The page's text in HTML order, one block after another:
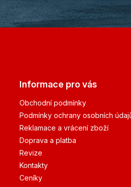
Informace pro vás
Obchodní podmínky
Podmínky ochrany osobních
Reklamace a vrácení zboží
Doprava a platba
Revize
Kontakty
Ceníky